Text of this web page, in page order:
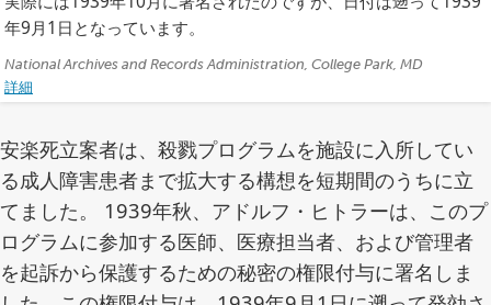
年9月1日となっています。
ク
レ
ッ
ト:
National Archives and Records Administration, College Park, MD
詳細
安楽死立案者は、殺戮プログラムを施設に入所してい
る成人障害患者まで拡大する構想を短期間のうちに立
てました。 1939年秋、アドルフ・ヒトラーは、このプ
ログラムに参加する医師、医療担当者、および管理者
を起訴から保護するための秘密の権限付与に署名しま